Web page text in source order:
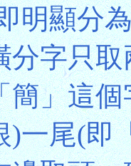
明顯分
分字只
簡」這
)一尾(即